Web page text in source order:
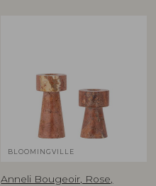
BLOOMINGVILLE
Anneli Bougeoir, Rose,